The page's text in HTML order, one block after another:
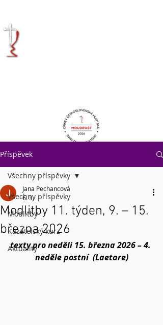
Příspěvek
Všechny příspěvky
Modlitby
Kazatelský kurz
Aktuality
Všechny příspěvky
Modlitby 11. týden, 9. – 15.
března 2026
Jana Pechancová
6. 3.
texty pro neděli 15. března 2026 – 4.
neděle postní  (Laetare)